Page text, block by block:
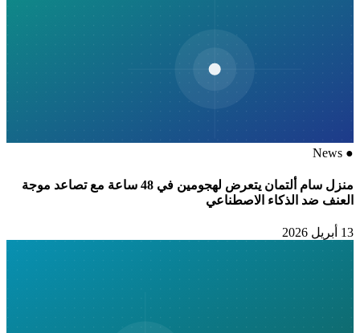
●
News
منزل سام ألتمان يتعرض لهجومين في 48 ساعة مع تصاعد موجة
العنف ضد الذكاء الاصطناعي
13 أبريل 2026